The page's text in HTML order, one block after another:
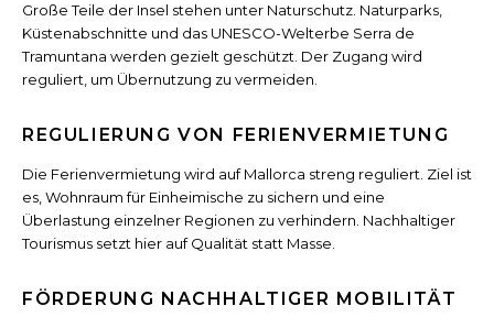
Große Teile der Insel stehen unter Naturschutz. Naturparks,
Küstenabschnitte und das UNESCO-Welterbe Serra de
Tramuntana werden gezielt geschützt. Der Zugang wird
reguliert, um Übernutzung zu vermeiden.
REGULIERUNG VON FERIENVERMIETUNG
Die Ferienvermietung wird auf Mallorca streng reguliert. Ziel ist
es, Wohnraum für Einheimische zu sichern und eine
Überlastung einzelner Regionen zu verhindern. Nachhaltiger
Tourismus setzt hier auf Qualität statt Masse.
FÖRDERUNG NACHHALTIGER MOBILITÄT